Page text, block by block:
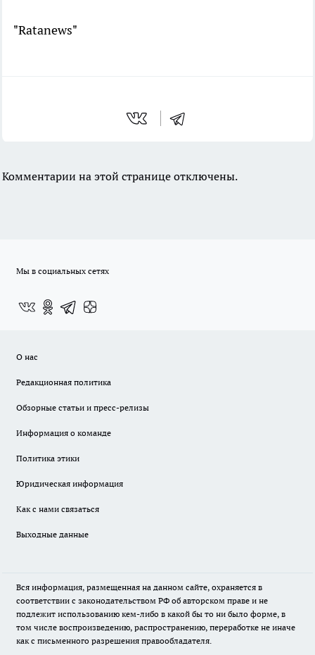
"Ratanews"
Комментарии на этой странице отключены.
Мы в социальных сетях
О нас
Редакционная политика
Обзорные статьи и пресс-релизы
Информация о команде
Политика этики
Юридическая информация
Как с нами связаться
Выходные данные
Вся информация, размещенная на данном сайте, охраняется в
соответствии с законодательством РФ об авторском праве и не
подлежит использованию кем-либо в какой бы то ни было форме, в
том числе воспроизведению, распространению, переработке не иначе
как с письменного разрешения правообладателя.